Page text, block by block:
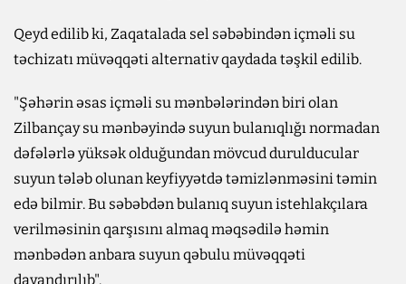
Qeyd edilib ki, Zaqatalada sel səbəbindən içməli su
təchizatı müvəqqəti alternativ qaydada təşkil edilib.
"Şəhərin əsas içməli su mənbələrindən biri olan
Zilbançay su mənbəyində suyun bulanıqlığı normadan
dəfələrlə yüksək olduğundan mövcud durulducular
suyun tələb olunan keyfiyyətdə təmizlənməsini təmin
edə bilmir. Bu səbəbdən bulanıq suyun istehlakçılara
verilməsinin qarşısını almaq məqsədilə həmin
mənbədən anbara suyun qəbulu müvəqqəti
dayandırılıb".